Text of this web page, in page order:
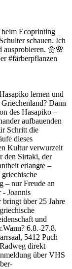
beim Ecoprinting
schauen. Ich
ausprobieren. 🌼🌸
#färberpflanzen